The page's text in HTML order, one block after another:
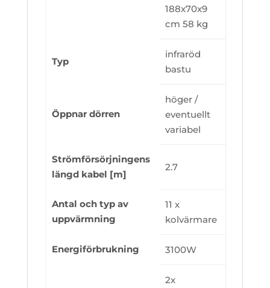
188x70x9
cm 58 kg
Typ
infraröd
bastu
Öppnar dörren
höger /
eventuellt
variabel
Strömförsörjningens
längd kabel [m]
2.7
Antal och typ av
uppvärmning
11 x
kolvärmare
Energiförbrukning 3100W
2x